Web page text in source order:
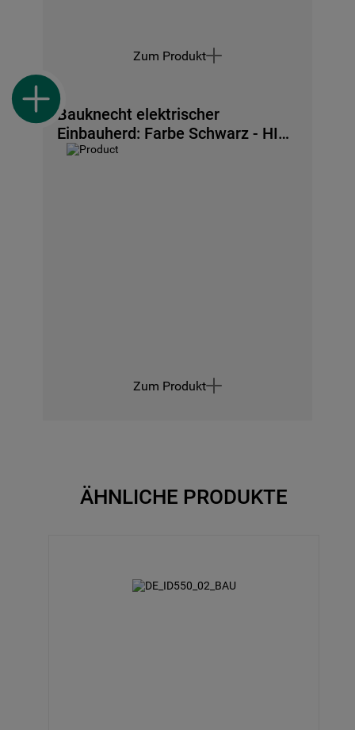
Zum Produkt
Bauknecht elektrischer
Einbauherd: Farbe Schwarz - HIS5
EI8VS3 ES
Zum Produkt
ÄHNLICHE PRODUKTE